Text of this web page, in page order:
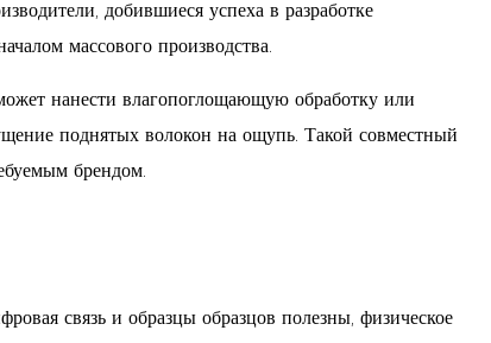
добившиеся успеха в разработке
массового производства.
нанести влагопоглощающую обработку или
поднятых волокон на ощупь. Такой совместный
брендом.
связь и образцы образцов полезны, физическое